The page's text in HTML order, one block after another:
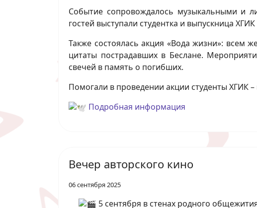
Событие сопровождалось музыкальными и
гостей выступали студентка и выпускница
Также состоялась акция «Вода жизни»: всем
цитаты пострадавших в Беслане.
свечей в память о погибших.
Помогали в проведении акции студенты ХГИК
Подробная информация
Вечер авторского кино
06 сентября 2025
5 сентября в стенах родного